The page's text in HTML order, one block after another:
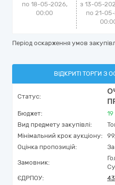
по 18-05-2026,
00:00
з 13-05-
по 21-
Період оскарження умов
ВІДКРИТІ ТОРГИ З
Статус:
Бюджет:
Вид предмету закупівлі:
Мінімальний крок аукціону:
Оцінка пропозицій:
Замовник:
ЄДРПОУ: